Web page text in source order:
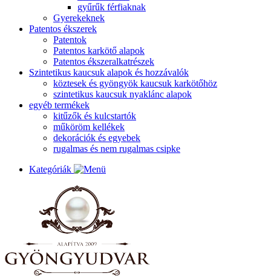
gyűrűk férfiaknak
Gyerekeknek
Patentos ékszerek
Patentok
Patentos karkötő alapok
Patentos ékszeralkatrészek
Szintetikus kaucsuk alapok és hozzávalók
köztesek és gyöngyök kaucsuk karkötőhöz
szintetikus kaucsuk nyaklánc alapok
egyéb termékek
kitűzők és kulcstartók
műköröm kellékek
dekorációk és egyebek
rugalmas és nem rugalmas csipke
Kategóriák